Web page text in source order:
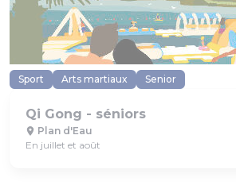
Sport Arts martiaux Senior
Qi Gong - séniors
Plan d'Eau
En juillet et août